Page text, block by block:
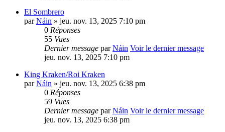
El Sombrero
parNáin » jeu. nov. 13, 2025 7:10 pm
0 Réponses
55 Vues
Dernier message parNáin Voir le dernier message
jeu. nov. 13, 2025 7:10 pm
King Kraken/Roi Kraken
parNáin » jeu. nov. 13, 2025 6:38 pm
0 Réponses
59 Vues
Dernier message parNáin Voir le dernier message
jeu. nov. 13, 2025 6:38 pm